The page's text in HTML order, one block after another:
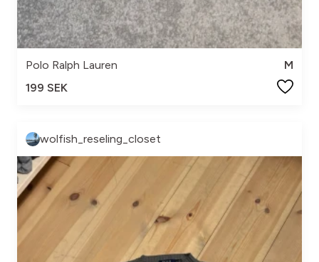
Polo Ralph Lauren
M
199 SEK
wolfish_reseling_closet